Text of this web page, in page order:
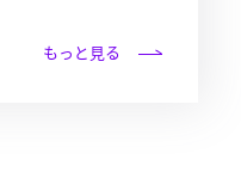
もっと見る